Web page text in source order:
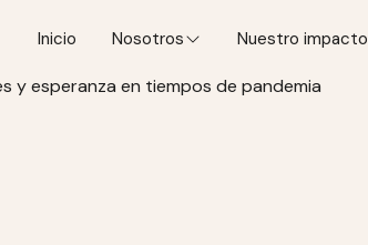
Inicio Nosotros Nuestro impacto
y esperanza en tiempos de pandemia